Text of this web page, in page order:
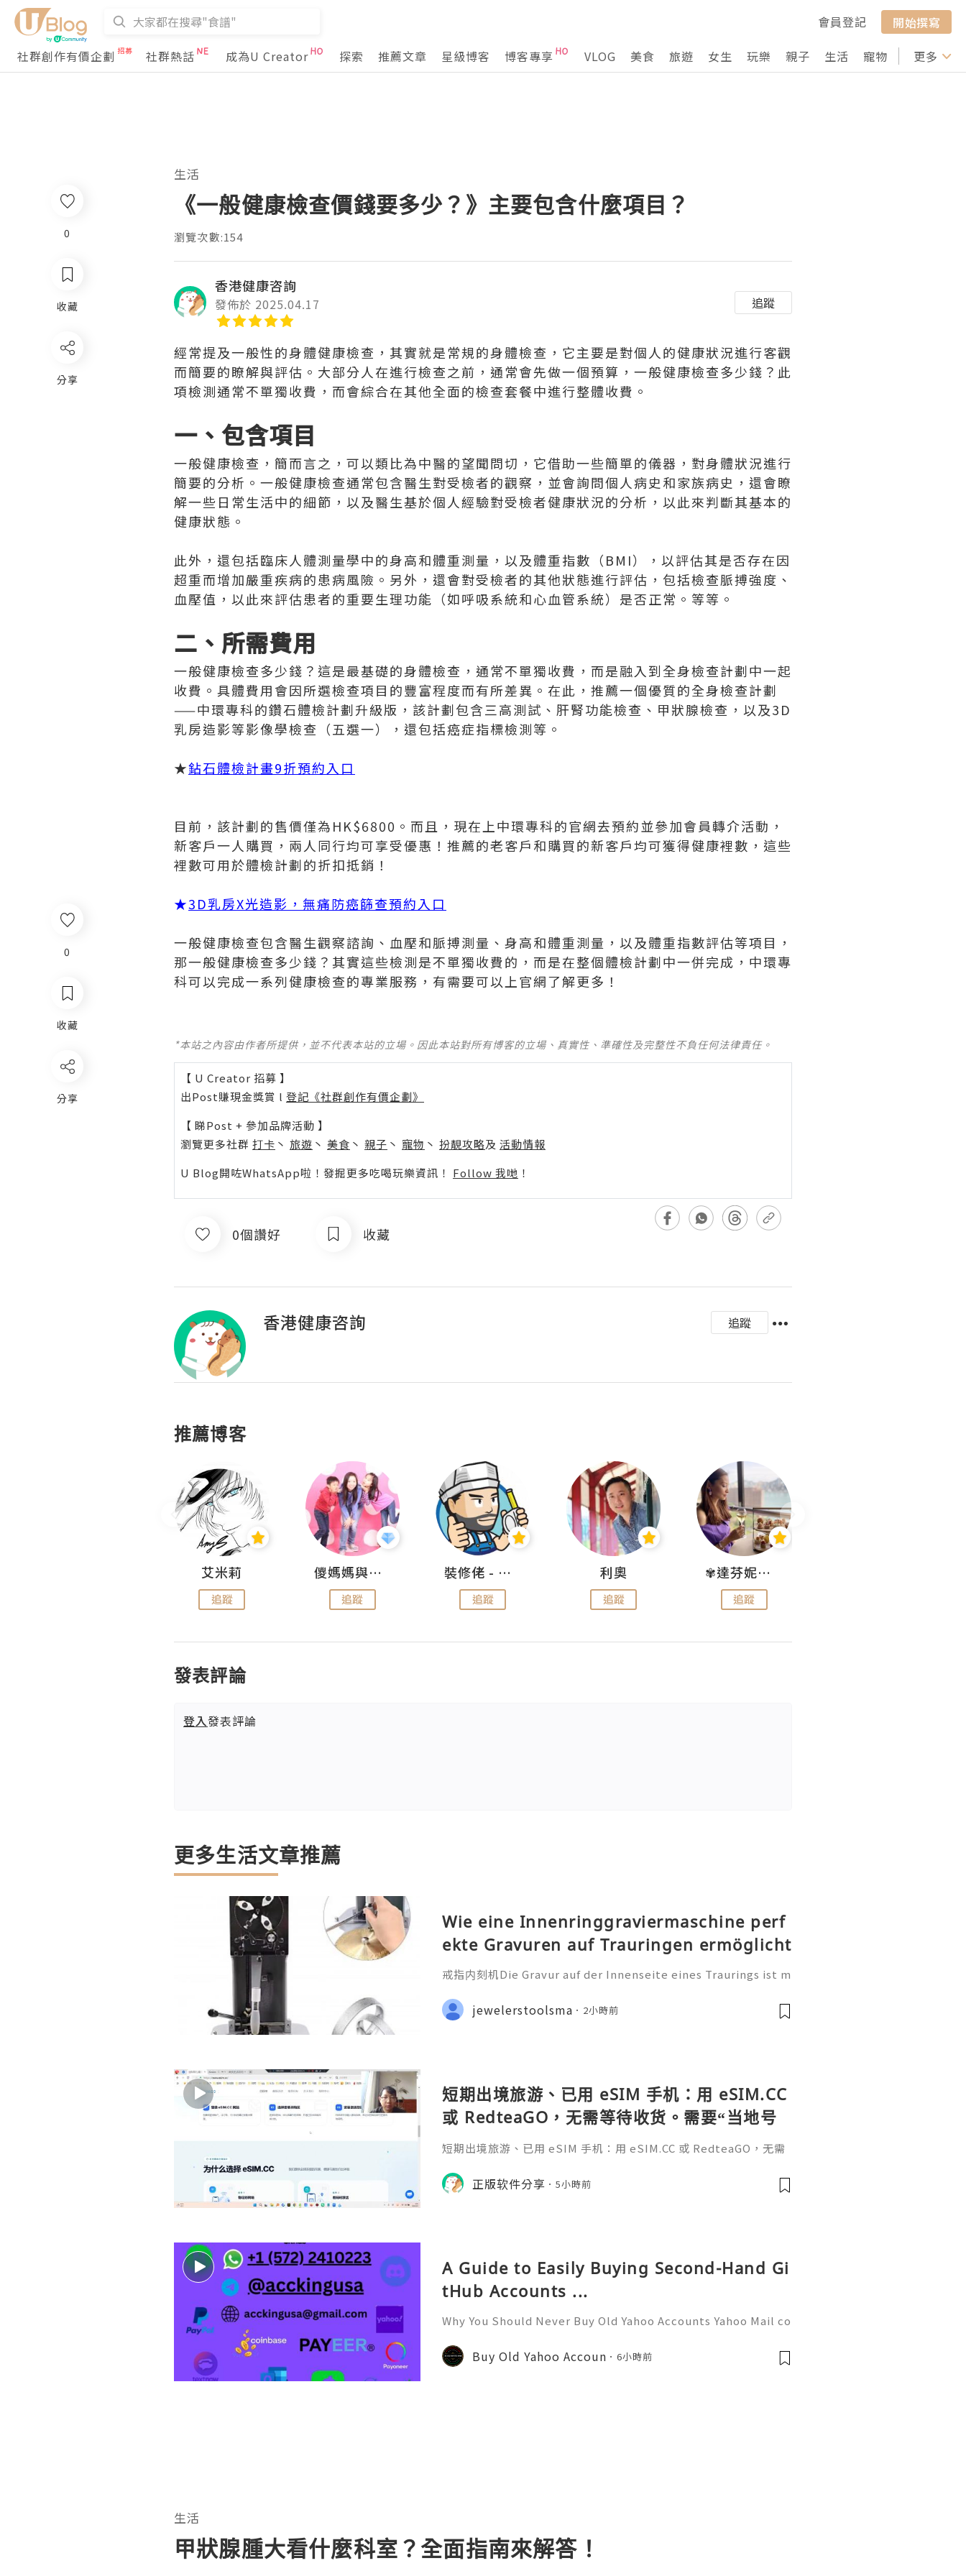
會員登記
開始撰寫
社群創作有價企劃
社群熱話 成為U Creator 探索 推薦文章 星級博客 博客專享 VLOG 美食 旅遊 女生 玩樂 親子 生活 寵物 行山 打卡
更多
0
收藏
分享
生活
《一般健康檢查價錢要多少？》主要包含什麼項目？
瀏覽次數:154
香港健康咨詢
發佈於 2025.04.17 追蹤
經常提及一般性的身體健康檢查，其實就是常規的身體檢查，它主要是對個人的健康狀況進行客觀
而簡要的瞭解與評估。大部分人在進行檢查之前，通常會先做一個預算，一般健康檢查多少錢？此
項檢測通常不單獨收費，而會綜合在其他全面的檢查套餐中進行整體收費。
一、包含項目
一般健康檢查，簡而言之，可以類比為中醫的望聞問切，它借助一些簡單的儀器，對身體狀況進行
簡要的分析。一般健康檢查通常包含醫生對受檢者的觀察，並會詢問個人病史和家族病史，還會瞭
解一些日常生活中的細節，以及醫生基於個人經驗對受檢者健康狀況的分析，以此來判斷其基本的
健康狀態。
此外，還包括臨床人體測量學中的身高和體重測量，以及體重指數（BMI），以評估其是否存在因
超重而增加嚴重疾病的患病風險。另外，還會對受檢者的其他狀態進行評估，包括檢查脈搏強度、
血壓值，以此來評估患者的重要生理功能（如呼吸系統和心血管系統）是否正常。等等。
二、所需費用
一般健康檢查多少錢？這是最基礎的身體檢查，通常不單獨收費，而是融入到全身檢查計劃中一起
收費。具體費用會因所選檢查項目的豐富程度而有所差異。在此，推薦一個優質的全身檢查計劃
——中環專科的鑽石體檢計劃升級版，該計劃包含三高測試、肝腎功能檢查、甲狀腺檢查，以及3D
乳房造影等影像學檢查（五選一），還包括癌症指標檢測等。
★鉆石體檢計畫9折預約入口
目前，該計劃的售價僅為HK$6800。而且，現在上中環專科的官網去預約並參加會員轉介活動，
新客戶一人購買，兩人同行均可享受優惠！推薦的老客戶和購買的新客戶均可獲得健康裡數，這些
裡數可用於體檢計劃的折扣抵銷！
★3D乳房X光造影，無痛防癌篩查預約入口
一般健康檢查包含醫生觀察諮詢、血壓和脈搏測量、身高和體重測量，以及體重指數評估等項目，
那一般健康檢查多少錢？其實這些檢測是不單獨收費的，而是在整個體檢計劃中一併完成，中環專
科可以完成一系列健康檢查的專業服務，有需要可以上官網了解更多！
*本站之內容由作者所提供，並不代表本站的立場。因此本站對所有博客的立場、真實性、準確性及完整性不負任何法律責任。
【 U Creator 招募 】
出Post賺現金獎賞 l 登記《社群創作有價企劃》
【 睇Post + 參加品牌活動 】
瀏覽更多社群 打卡 丶 旅遊 丶 美食 丶 親子 丶 寵物 丶 扮靚攻略及 活動情報
U Blog開咗WhatsApp啦！發掘更多吃喝玩樂資訊！ Follow 我哋 ！
0個讚好 收藏
香港健康咨詢 追蹤
推薦博客
艾米莉
追蹤
儍媽媽與兩隻小魔怪之家
追蹤
裝修佬 - 香港一站式網上裝修平台
追蹤
利奧
追蹤
✾達芬妮•愛孩子•愛生活✾
追蹤
發表評論
登入發表評論
更多生活文章推薦
Wie eine Innenringgraviermaschine perf
ekte Gravuren auf Trauringen ermöglicht
戒指内刻机Die Gravur auf der Innenseite eines Traurings ist m
iche Botschaft, die oft ein Datum, einen Namen, einen beso
nderen Satz oder ein Symb
jewelerstoolsma 2小時前
短期出境旅游、已用 eSIM 手机：用 eSIM.CC
或 RedteaGO，无需等待收货。需要“当地号
码 + 通话短信”（如打车、外卖、客户联
餐）。长
短期出境旅游、已用 eSIM 手机：用 eSIM.CC 或 RedteaGO，无需
络）：优先 RedteaGO（明确提供通话短信套餐）。长期多国移动办
公数字游民，或手机不支持 eSIM：用 Xesim，一次收货长期使用，
正版软件分享 5小時前
A Guide to Easily Buying Second-Hand Gi
tHub Accounts ...
Why You Should Never Buy Old Yahoo Accounts Yahoo Mail co
onal communication, business correspondence, and online a
ccount recovery. Because of
Buy Old Yahoo Accoun 6小時前
0
收藏
分享
生活
甲狀腺腫大看什麼科室？全面指南來解答！